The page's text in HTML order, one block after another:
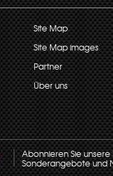
Site Map
Site Map images
Partner
Über uns
Abonnieren Sie
Sonderangebote und